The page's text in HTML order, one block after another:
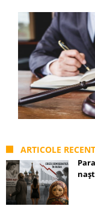
ARTICOLE